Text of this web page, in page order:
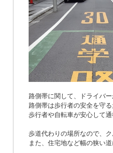
路側帯に関して、ドライバ
路側帯は歩行者の安全を守
歩行者や自転車が安心して
歩道代わりの場所なので、
また、住宅地など幅の狭い